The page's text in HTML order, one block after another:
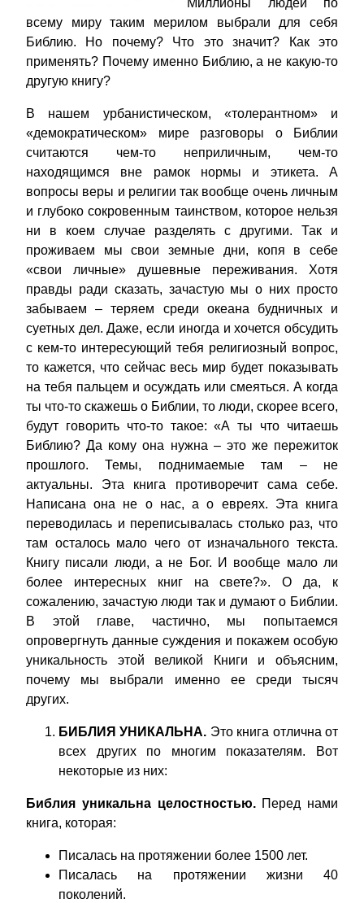
Миллионы людей по
всему миру таким мерилом выбрали для себя
Библию. Но почему? Что это значит? Как это
применять? Почему именно Библию, а не какую-то
другую книгу?
В нашем урбанистическом, «толерантном» и
«демократическом» мире разговоры о Библии
считаются чем-то неприличным, чем-то
находящимся вне рамок нормы и этикета. А
вопросы веры и религии так вообще очень личным
и глубоко сокровенным таинством, которое нельзя
ни в коем случае разделять с другими. Так и
проживаем мы свои земные дни, копя в себе
«свои личные» душевные переживания. Хотя
правды ради сказать, зачастую мы о них просто
забываем – теряем среди океана будничных и
суетных дел. Даже, если иногда и хочется обсудить
с кем-то интересующий тебя религиозный вопрос,
то кажется, что сейчас весь мир будет показывать
на тебя пальцем и осуждать или смеяться. А когда
ты что-то скажешь о Библии, то люди, скорее всего,
будут говорить что-то такое: «А ты что читаешь
Библию? Да кому она нужна – это же пережиток
прошлого. Темы, поднимаемые там – не
актуальны. Эта книга противоречит сама себе.
Написана она не о нас, а о евреях. Эта книга
переводилась и переписывалась столько раз, что
там осталось мало чего от изначального текста.
Книгу писали люди, а не Бог. И вообще мало ли
более интересных книг на свете?». О да, к
сожалению, зачастую люди так и думают о Библии.
В этой главе, частично, мы попытаемся
опровергнуть данные суждения и покажем особую
уникальность этой великой Книги и объясним,
почему мы выбрали именно ее среди тысяч
других.
БИБЛИЯ УНИКАЛЬНА. Это книга отлична от
всех других по многим показателям. Вот
некоторые из них:
Библия уникальна целостностью.Перед нами
книга, которая:
Писалась на протяжении более 1500 лет.
Писалась на протяжении жизни 40
поколений.